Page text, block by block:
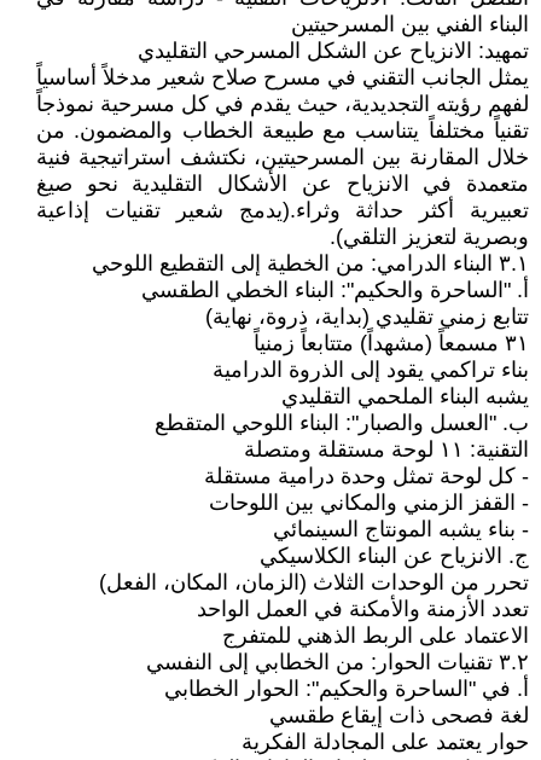
البناء الفني بين المسرحيتين
تمهيد: الانزياح عن الشكل المسرحي التقليدي
يمثل الجانب التقني في مسرح صلاح شعير مدخلاً أساسياً
لفهم رؤيته التجديدية، حيث يقدم في كل مسرحية نموذجاً
تقنياً مختلفاً يتناسب مع طبيعة الخطاب والمضمون. من
خلال المقارنة بين المسرحيتين، نكتشف استراتيجية فنية
متعمدة في الانزياح عن الأشكال التقليدية نحو صيغ
تعبيرية أكثر حداثة وثراء.(يدمج شعير تقنيات إذاعية
وبصرية لتعزيز التلقي).
٣.١ البناء الدرامي: من الخطية إلى التقطيع اللوحي
أ. "الساحرة والحكيم": البناء الخطي الطقسي
تتابع زمني تقليدي (بداية، ذروة، نهاية)
٣١ مسمعاً (مشهداً) متتابعاً زمنياً
بناء تراكمي يقود إلى الذروة الدرامية
يشبه البناء الملحمي التقليدي
ب. "العسل والصبار": البناء اللوحي المتقطع
التقنية: ١١ لوحة مستقلة ومتصلة
- كل لوحة تمثل وحدة درامية مستقلة
- القفز الزمني والمكاني بين اللوحات
- بناء يشبه المونتاج السينمائي
ج. الانزياح عن البناء الكلاسيكي
تحرر من الوحدات الثلاث (الزمان، المكان، الفعل)
تعدد الأزمنة والأمكنة في العمل الواحد
الاعتماد على الربط الذهني للمتفرج
٣.٢ تقنيات الحوار: من الخطابي إلى النفسي
أ. في "الساحرة والحكيم": الحوار الخطابي
لغة فصحى ذات إيقاع طقسي
حوار يعتمد على المجادلة الفكرية